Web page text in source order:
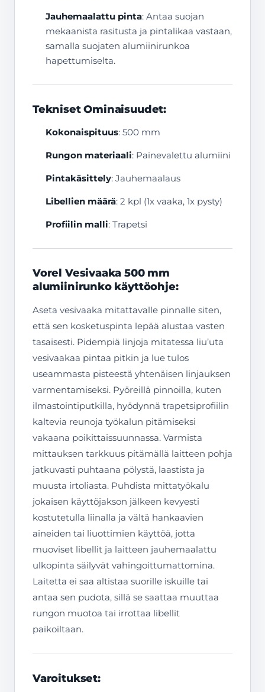
Jauhemaalattu pinta: Antaa suojan
mekaanista rasitusta ja pintalikaa vastaan,
samalla suojaten alumiinirunkoa
hapettumiselta.
Tekniset Ominaisuudet:
Kokonaispituus: 500 mm
Rungon materiaali: Painevalettu alumiini
Pintakäsittely: Jauhemaalaus
Libellien määrä: 2 kpl (1x vaaka, 1x pysty)
Profiilin malli: Trapetsi
Vorel Vesivaaka 500 mm
alumiinirunko käyttöohje:
Aseta vesivaaka mitattavalle pinnalle siten,
että sen kosketuspinta lepää alustaa vasten
tasaisesti. Pidempiä linjoja mitatessa liu’uta
vesivaakaa pintaa pitkin ja lue tulos
useammasta pisteestä yhtenäisen linjauksen
varmentamiseksi. Pyöreillä pinnoilla, kuten
ilmastointiputkilla, hyödynnä trapetsiprofiilin
kaltevia reunoja työkalun pitämiseksi
vakaana poikittaissuunnassa. Varmista
mittauksen tarkkuus pitämällä laitteen pohja
jatkuvasti puhtaana pölystä, laastista ja
muusta irtoliasta. Puhdista mittatyökalu
jokaisen käyttöjakson jälkeen kevyesti
kostutetulla liinalla ja vältä hankaavien
aineiden tai liuottimien käyttöä, jotta
muoviset libellit ja laitteen jauhemaalattu
ulkopinta säilyvät vahingoittumattomina.
Laitetta ei saa altistaa suorille iskuille tai
antaa sen pudota, sillä se saattaa muuttaa
rungon muotoa tai irrottaa libellit
paikoiltaan.
Varoitukset: